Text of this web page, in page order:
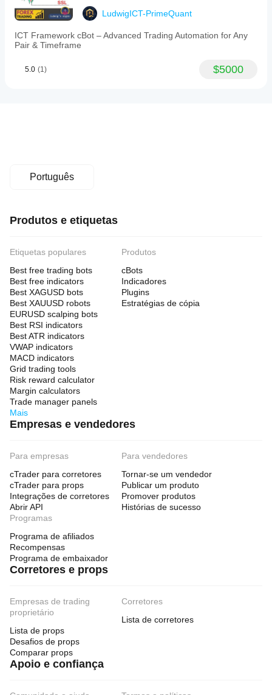
LudwigICT-PrimeQuant
ICT Framework cBot – Advanced Trading Automation for Any
Pair & Timeframe
5.0 (1) $5000
Português
Produtos e etiquetas
Etiquetas populares
Best free trading bots
Best free indicators
Best XAGUSD bots
Best XAUUSD robots
EURUSD scalping bots
Best RSI indicators
Best ATR indicators
VWAP indicators
MACD indicators
Grid trading tools
Risk reward calculator
Margin calculators
Trade manager panels
Mais
Produtos
cBots
Indicadores
Plugins
Estratégias de cópia
Empresas e vendedores
Para empresas
cTrader para corretores
cTrader para props
Integrações de corretores
Abrir API
Para vendedores
Tornar-se um vendedor
Publicar um produto
Promover produtos
Histórias de sucesso
Programas
Programa de afiliados
Recompensas
Programa de embaixador
Corretores e props
Empresas de trading
proprietário
Lista de props
Desafios de props
Comparar props
Corretores
Lista de corretores
Apoio e confiança